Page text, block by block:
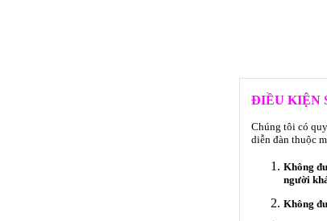
ĐIỀU KIỆN
Chúng tôi có
diễn đàn thuộc
Không
người
Không